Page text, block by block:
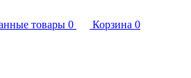
товары 0 Корзина 0